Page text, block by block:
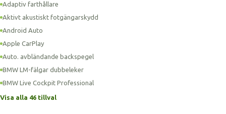
Adaptiv farthållare
Aktivt akustiskt fotgängarskydd
Android Auto
Apple CarPlay
Auto. avbländande backspegel
BMW LM-fälgar dubbeleker
BMW Live Cockpit Professional
Visa alla 46 tillval